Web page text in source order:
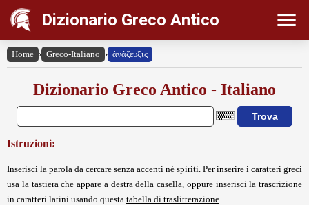
Dizionario Greco Antico
Home › Greco-Italiano › ἀνάζευξις
Dizionario Greco Antico - Italiano
Istruzioni:
Inserisci la parola da cercare senza accenti né spiriti. Per inserire i caratteri greci
usa la tastiera che appare a destra della casella, oppure inserisci la trascrizione
in caratteri latini usando questa tabella di traslitterazione